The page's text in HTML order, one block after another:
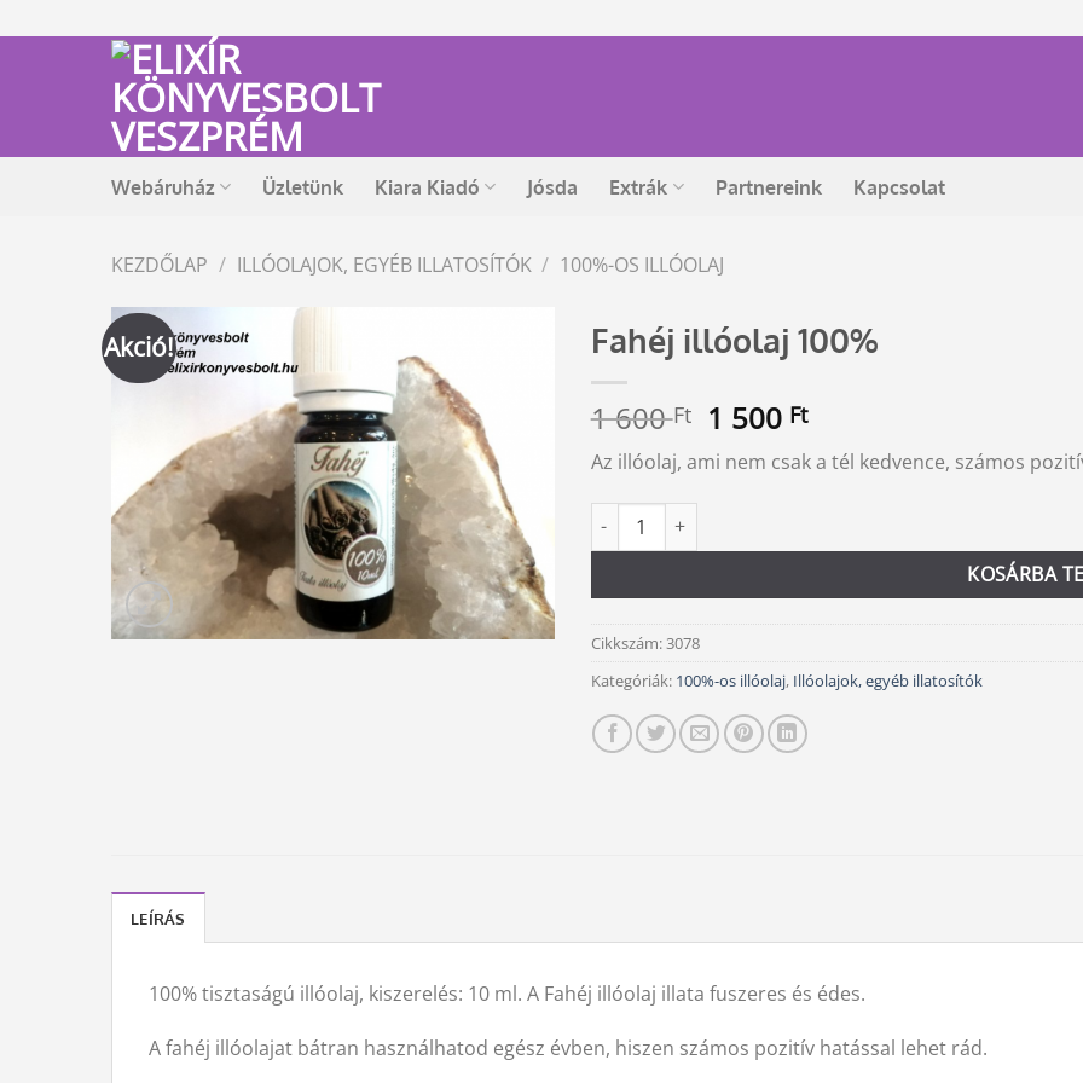
to
Webáruház Üzletünk Kiara Kiadó Jósda Extrák Partnereink Kapcsolat
KEZDŐLAP / ILLÓOLAJOK, EGYÉB ILLATOSÍTÓK / 100%-OS ILLÓOLAJ
Akció! Fahéj illóolaj 100%
1 600Ft Original
price
was:
1 500 FtCurrent
price
is:
Az illóolaj, ami nem csak a tél kedvence, számos
Fahéj illóolaj 100% mennyiség
KOSÁRBA
Alternative:
Cikkszám:3078
Kategóriák: 100%-os illóolaj, Illóolajok, egyéb illatosítók
LEÍRÁS
100% tisztaságú illóolaj, kiszerelés: 10 ml. A Fahéj illóolaj illata fuszeres és édes.
A fahéj illóolajat bátran használhatod egész évben, hiszen számos pozitív hatással lehet rád.